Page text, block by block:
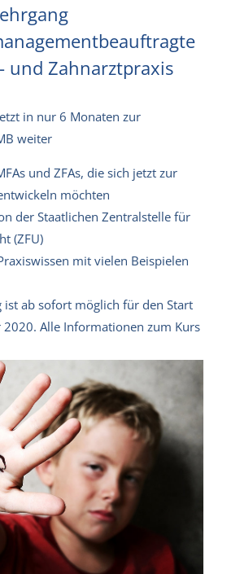
und Zahnarztpraxis
in nur 6 Monaten zur
weiter
und ZFAs, die sich jetzt zur
möchten
der Staatlichen Zentralstelle für
(ZFU)
mit vielen Beispielen
ist ab sofort möglich für den Start
Alle Informationen zum Kurs